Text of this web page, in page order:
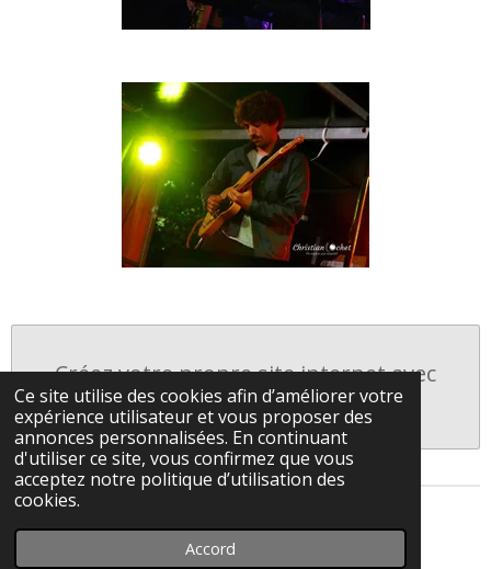
Ce site utilise des cookies afin d’améliorer votre
expérience utilisateur et vous proposer des
annonces personnalisées. En continuant
d'utiliser ce site, vous confirmez que vous
acceptez notre politique d’utilisation des
cookies.
Accord
Créez votre propre site internet avec
Webador